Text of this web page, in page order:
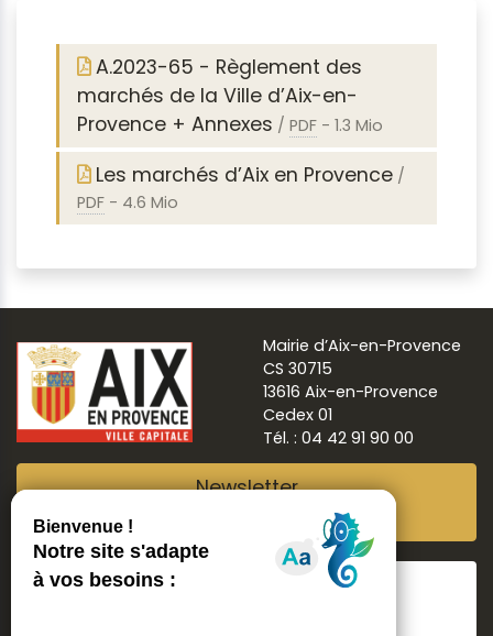
A.2023-65 - Règlement des
marchés de la Ville d’Aix-en-
Provence + Annexes / PDF - 1.3 Mio
Les marchés d’Aix en Provence /
PDF - 4.6 Mio
Mairie d’Aix-en-Provence
CS 30715
13616 Aix-en-Provence
Cedex 01
Tél. : 04 42 91 90 00
Newsletter
Suivre Aix ma ville